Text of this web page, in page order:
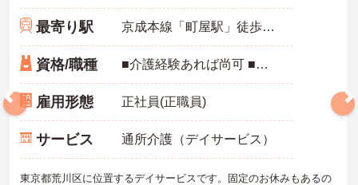
最寄り駅 京成本線「町屋駅」徒歩5分
資格/職種 ■介護経験あれば尚可 ■普通自動車運転免許
雇用形態 正社員(正職員)
サービス 通所介護（デイサービス）
東京都荒川区に位置するデイサービスです。固定のお休みもあるの